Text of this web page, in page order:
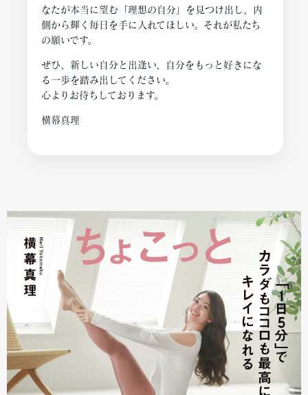
なたが本当に望む「理想の自分」を見つけ出し、内
側から輝く毎日を手に入れてほしい。それが私たち
の願いです。
ぜひ、新しい自分と出逢い、自分をもっと好きにな
る一歩を踏み出してください。
心よりお待ちしております。
横幕真理